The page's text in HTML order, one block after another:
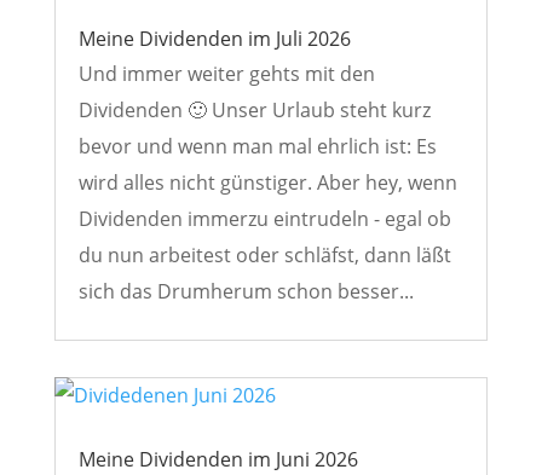
Meine Dividenden im Juli 2026
Und immer weiter gehts mit den
Dividenden 🙂 Unser Urlaub steht kurz
bevor und wenn man mal ehrlich ist: Es
wird alles nicht günstiger. Aber hey, wenn
Dividenden immerzu eintrudeln - egal ob
du nun arbeitest oder schläfst, dann läßt
sich das Drumherum schon besser...
Meine Dividenden im Juni 2026